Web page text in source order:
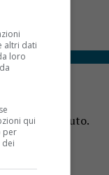
transita in auto.
altri dati
loro
qui
per
dei